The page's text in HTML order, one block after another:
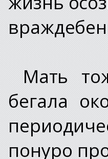
Мать
бегала
понуро